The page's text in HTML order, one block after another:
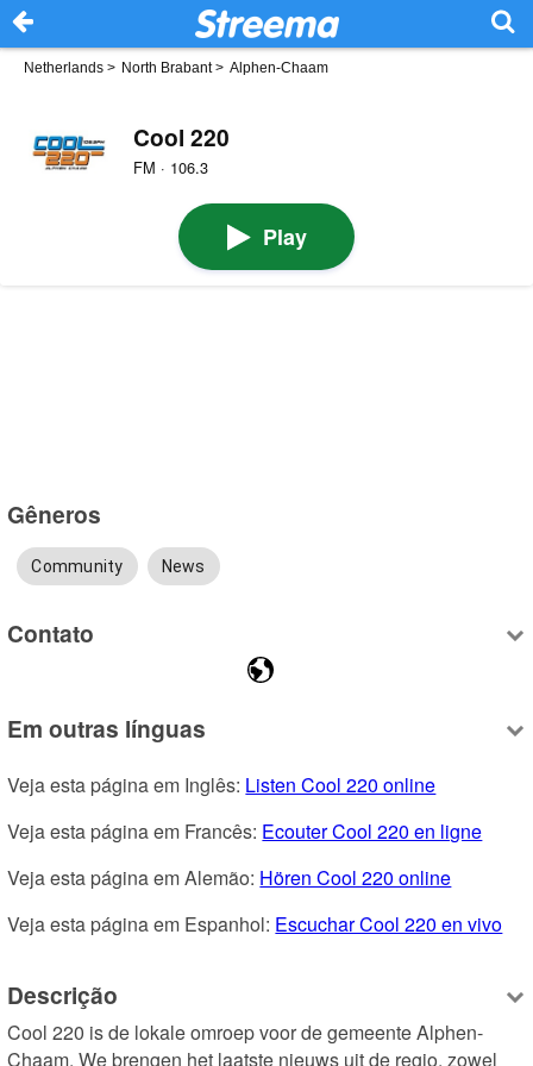
Netherlands > North Brabant> Alphen-Chaam
Cool 220
FM · 106.3
Play
Gêneros
Community News
Contato
Em outras línguas
Veja esta página em Inglês: Listen Cool 220 online
Veja esta página em Francês: Ecouter Cool 220 en ligne
Veja esta página em Alemão: Hören Cool 220 online
Veja esta página em Espanhol: Escuchar Cool 220 en vivo
Descrição
Cool 220 is de lokale omroep voor de gemeente Alphen-
Chaam. We brengen het laatste nieuws uit de regio, zowel